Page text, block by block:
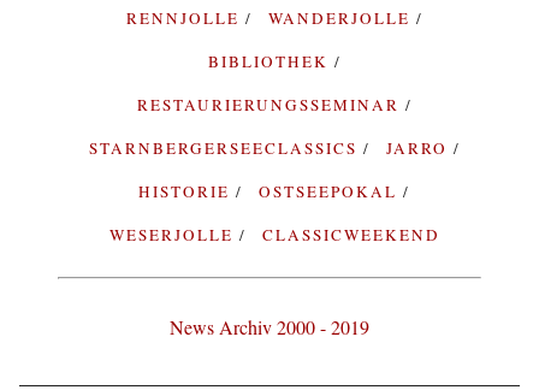
RENNJOLLE
WANDERJOLLE
BIBLIOTHEK
RESTAURIERUNGSSEMINAR
STARNBERGERSEECLASSICS
JARRO
HISTORIE
OSTSEEPOKAL
WESERJOLLE
CLASSICWEEKEND
News Archiv 2000 - 2019